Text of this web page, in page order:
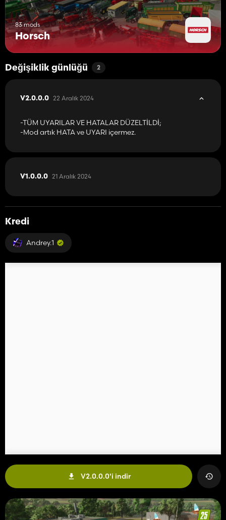
83 mods
Horsch
Değişiklik günlüğü 2
V2.0.0.0 22 Aralık 2024
-TÜM UYARILAR VE HATALAR DÜZELTİLDİ;
-Mod artık HATA ve UYARI içermez.
V1.0.0.0 21 Aralık 2024
Kredi
Andrey.1
V2.0.0.0'i indir